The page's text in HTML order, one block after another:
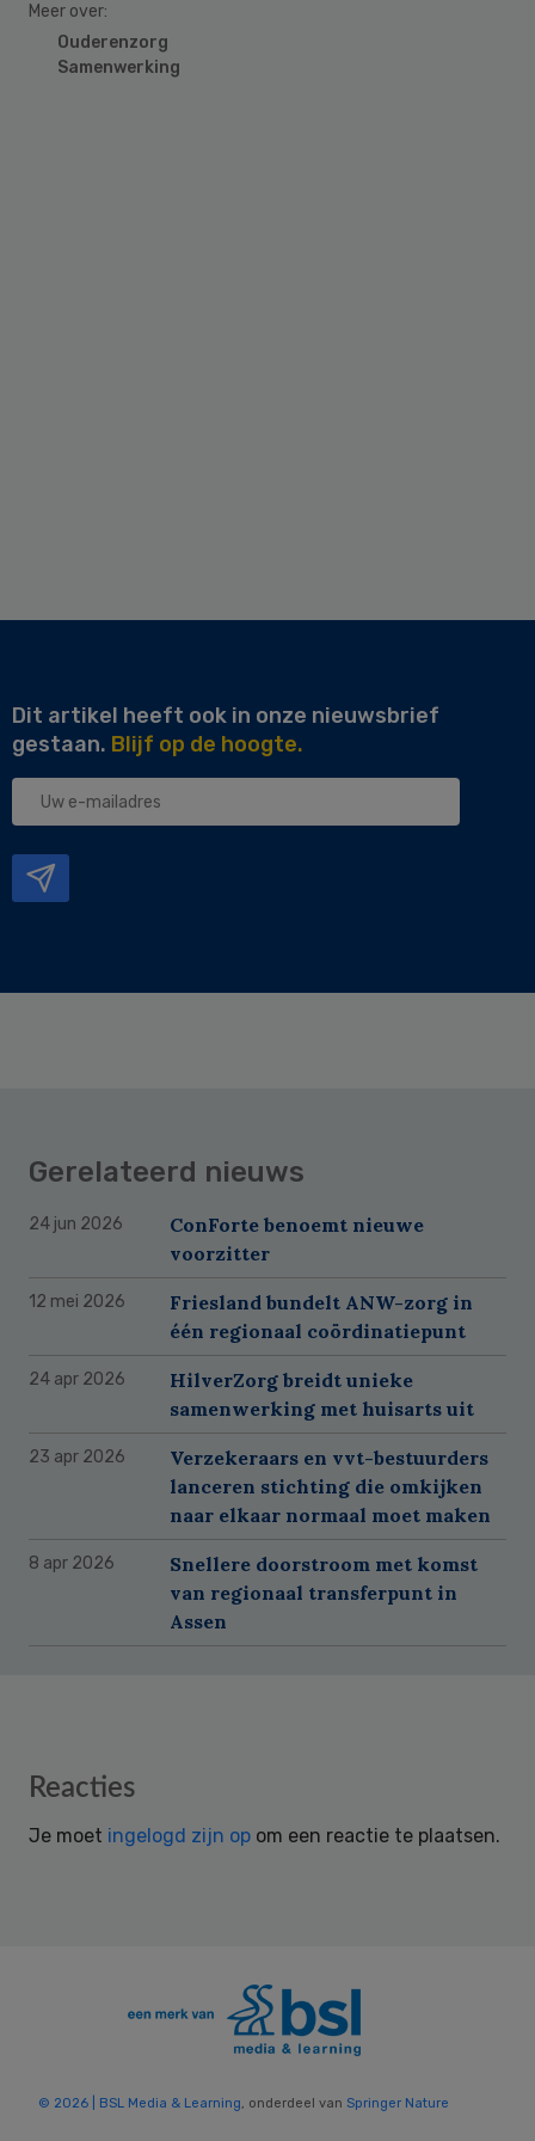
Meer over:
Ouderenzorg
Samenwerking
Dit artikel heeft ook in onze nieuwsbrief
gestaan. Blijf op de hoogte.
Uw
Gerelateerd nieuws
24 jun 2026
ConForte benoemt nieuwe
voorzitter
12 mei 2026
Friesland bundelt ANW-zorg in
één regionaal coördinatiepunt
24 apr 2026
HilverZorg breidt unieke
samenwerking met huisarts uit
23 apr 2026
Verzekeraars en vvt-bestuurders
lanceren stichting die omkijken
naar elkaar normaal moet maken
8 apr 2026
Snellere doorstroom met komst
van regionaal transferpunt in
Assen
Reader
Reacties
Je moet ingelogd zijn op om een reactie te plaatsen.
© 2026 | BSL Media & Learning, onderdeel van Springer Nature